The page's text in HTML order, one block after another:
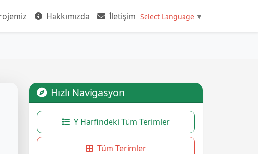
Hakkımızda İletişim Select Language ▼
Hızlı Navigasyon
Y Harfindeki Tüm Terimler
Tüm Terimler